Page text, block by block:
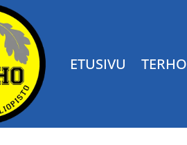
ETUSIVU TERHO